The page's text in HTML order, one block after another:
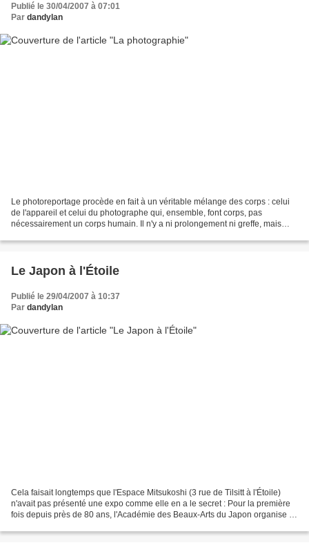
Publié le 30/04/2007 à 07:01
Par dandylan
Le photoreportage procède en fait à un véritable mélange des corps : celui
de l'appareil et celui du photographe qui, ensemble, font corps, pas
nécessairement un corps humain. Il n'y a ni prolongement ni greffe, mais
Le Japon à l'Étoile
Publié le 29/04/2007 à 10:37
Par dandylan
Cela faisait longtemps que l'Espace Mitsukoshi (3 rue de Tilsitt à l'Étoile)
n'avait pas présenté une expo comme elle en a le secret : Pour la première
fois depuis près de 80 ans, l'Académie des Beaux-Arts du Japon organise à